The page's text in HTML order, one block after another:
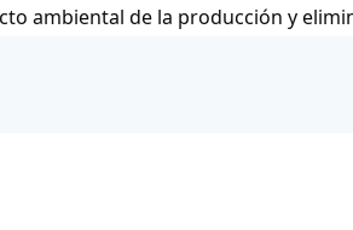
ambiental de la producción y